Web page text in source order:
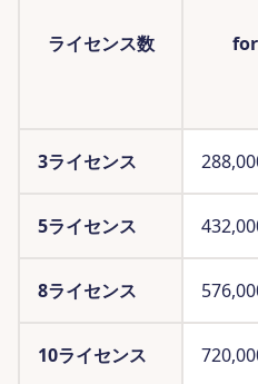
ライセンス数
3ライセンス
5ライセンス
8ライセンス
10ライセンス